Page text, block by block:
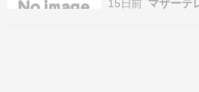
15日前